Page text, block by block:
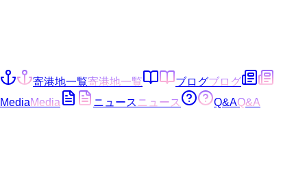
寄港地一覧寄港地一覧 ブログブログ
MediaMedia ニュース ニュース Q&AQ&A